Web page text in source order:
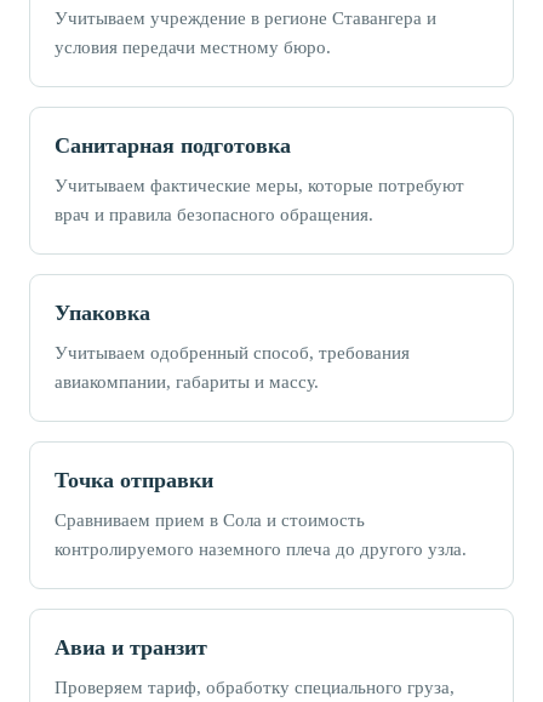
Учитываем учреждение в регионе Ставангера и
условия передачи местному бюро.
Санитарная подготовка
Учитываем фактические меры, которые потребуют
врач и правила безопасного обращения.
Упаковка
Учитываем одобренный способ, требования
авиакомпании, габариты и массу.
Точка отправки
Сравниваем прием в Сола и стоимость
контролируемого наземного плеча до другого узла.
Авиа и транзит
Проверяем тариф, обработку специального груза,